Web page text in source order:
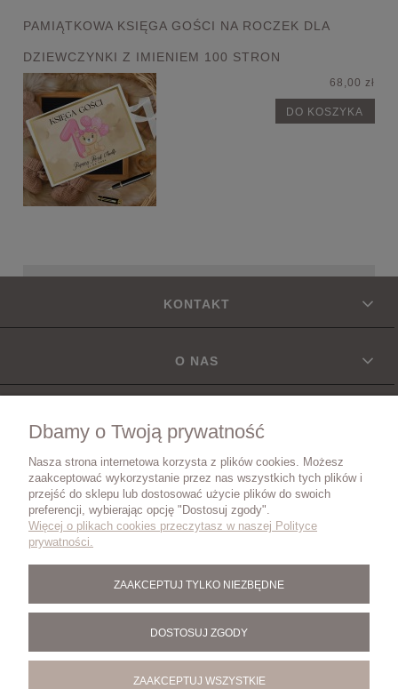
PAMIĄTKOWA KSIĘGA GOŚCI NA ROCZEK DLA
DZIEWCZYNKI Z IMIENIEM 100 STRON
68,00 zł
DO KOSZYKA
KONTAKT
O NAS
DOSTAWA
ZWROTY I REKLAMACJE
BLOG
Dbamy o Twoją prywatność
Nasza strona internetowa korzysta z plików cookies. Możesz
zaakceptować wykorzystanie przez nas wszystkich tych plików i
przejść do sklepu lub dostosować użycie plików do swoich
preferencji, wybierając opcję "Dostosuj zgody".
Więcej o plikach cookies przeczytasz w naszej Polityce
prywatności.
ZAAKCEPTUJ TYLKO NIEZBĘDNE
DOSTOSUJ ZGODY
ZAAKCEPTUJ WSZYSTKIE